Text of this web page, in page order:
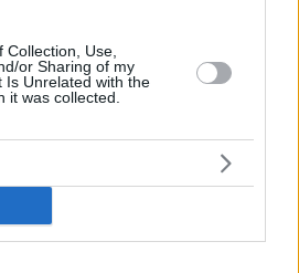
Use,
or Sharing of my
Is Unrelated with the
it was collected.
Candy